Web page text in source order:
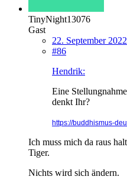
TinyNight13076
Gast
22. September
#86
Hendrik:
Eine
denkt Ihr?
https://buddhismus-
Ich muss mich da raus
Tiger.
Nichts wird sich ändern.